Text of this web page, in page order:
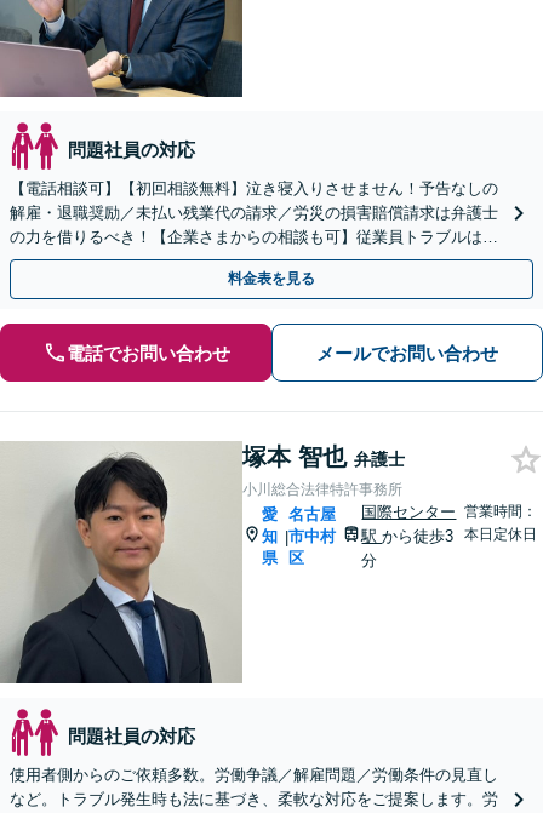
問題社員の対応
【電話相談可】【初回相談無料】泣き寝入りさせません！予告なしの
解雇・退職奨励／未払い残業代の請求／労災の損害賠償請求は弁護士
の力を借りるべき！【企業さまからの相談も可】従業員トラブルは、
慎重な対処が必要です【完全個室】【浄心駅2分】
料金表を見る
電話でお問い合わせ メールでお問い合わせ
塚本 智也 弁護士
小川総合法律特許事務所
愛
知
県
|
名古屋
市中村
区
国際センター
駅から徒歩3
分
営業時間：
本日定休日
問題社員の対応
使用者側からのご依頼多数。労働争議／解雇問題／労働条件の見直し
など。トラブル発生時も法に基づき、柔軟な対応をご提案します。労